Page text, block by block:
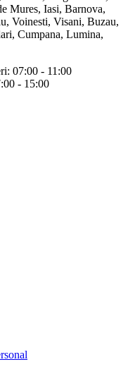
Mures, Iasi, Barnova,
Voinesti, Visani, Buzau,
Cumpana, Lumina,
07:00 - 11:00
- 15:00